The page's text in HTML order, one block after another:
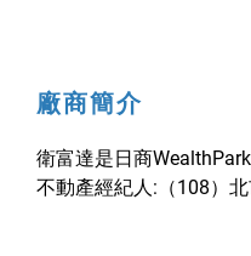
廠商簡介
衛富達是日商
不動產經紀人:（108）